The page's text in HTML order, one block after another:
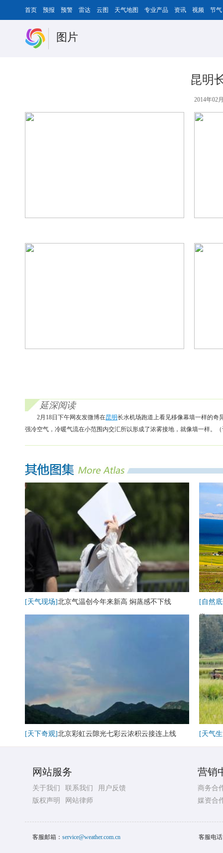
首页 预报 预警 雷达 云图 天气地图 专业产品 资讯 视频 节气
图片
昆明
2014年02
延深阅读
2月18日下午网友发微博在昆明长水机场跑道上看见移像幕墙一样的奇
强冷空气，冷暖气流在小范围内交汇所以形成了浓雾接地，就像墙一样。
[天气现场]北京气温创今年来新高 焖蒸感不下线
[自然
卷
[天下奇观]北京彩虹云隙光七彩云浓积云接连上线 [天气
网站服务
关于我们 联系我们
用户反馈
版权声明
网站律师
营销
商务合
媒资合
客服邮箱： service@weather.com.cn 客服电